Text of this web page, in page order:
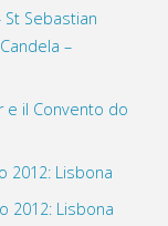
St Sebastian
–
e il Convento do
2012: Lisbona
2012: Lisbona